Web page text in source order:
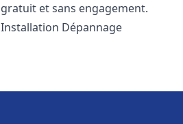
gratuit et sans engagement.
Installation Dépannage